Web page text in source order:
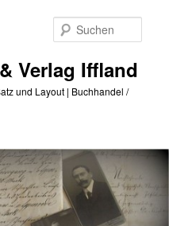
Verlag Iffland
und Layout | Buchhandel /